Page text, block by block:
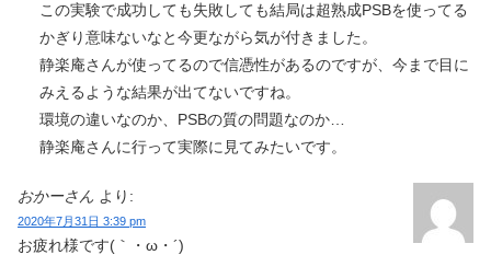
この実験で成功しても失敗しても結局は超熟成PSBを使ってる
かぎり意味ないなと今更ながら気が付きました。
静楽庵さんが使ってるので信憑性があるのですが、今まで目に
みえるような結果が出てないですね。
環境の違いなのか、PSBの質の問題なのか…
静楽庵さんに行って実際に見てみたいです。
おかーさん より:
2020年7月31日 3:39 pm
お疲れ様です(｀・ω・´)ゝ